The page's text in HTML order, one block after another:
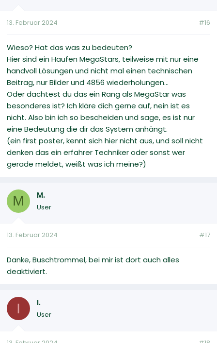
13. Februar 2024 #16
Wieso? Hat das was zu bedeuten?
Hier sind ein Haufen MegaStars, teilweise mit nur eine
handvoll Lösungen und nicht mal einen technischen
Beitrag, nur Bilder und 4856 wiederholungen...
Oder dachtest du das ein Rang als MegaStar was
besonderes ist? Ich kläre dich gerne auf, nein ist es
nicht. Also bin ich so bescheiden und sage, es ist nur
eine Bedeutung die dir das System anhängt.
(ein first poster, kennt sich hier nicht aus, und soll nicht
denken das ein erfahrer Techniker oder sonst wer
gerade meldet, weißt was ich meine?)
M M.
User
13. Februar 2024 #17
Danke, Buschtrommel, bei mir ist dort auch alles
deaktiviert.
I I.
User